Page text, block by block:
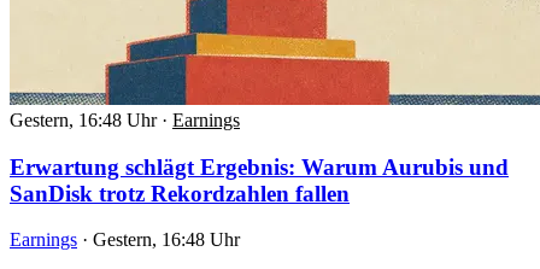
Gestern, 16:48 Uhr · Earnings
Erwartung schlägt Ergebnis: Warum Aurubis und
SanDisk trotz Rekordzahlen fallen
Earnings · Gestern, 16:48 Uhr